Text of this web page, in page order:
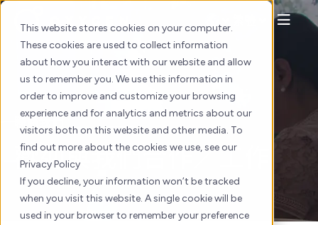
This website stores cookies on your computer.
These cookies are used to collect information
about how you interact with our website and allow
us to remember you. We use this information in
order to improve and customize your browsing
experience and for analytics and metrics about our
visitors both on this website and other media. To
find out more about the cookies we use, see our
Privacy Policy
If you decline, your information won’t be tracked
when you visit this website. A single cookie will be
used in your browser to remember your preference
Skip
content
聯絡我們
歡迎與我們合作／工作